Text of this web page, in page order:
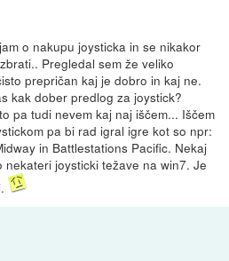
o nakupu joysticka in se nikakor
Pregledal sem že veliko
prepričan kaj je dobro in kaj ne.
kak dober predlog za joystick?
pa tudi nevem kaj naj iščem... Iščem
pa bi rad igral igre kot so npr:
in Battlestations Pacific. Nekaj
joysticki težave na win7. Je